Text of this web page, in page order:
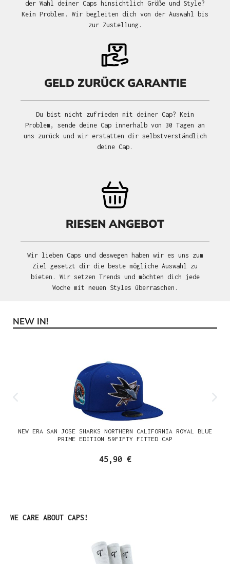
der Wahl deiner Caps hinsichtlich Größe und Style?
Kein Problem. Wir begleiten dich von der Auswahl bis
zur Zustellung.
GELD ZURÜCK GARANTIE
Du bist nicht zufrieden mit deiner Cap? Kein
Problem, sende deine Cap innerhalb von 30 Tagen an
uns zurück und wir erstatten dir selbstverständlich
deine Cap.
RIESEN ANGEBOT
Wir lieben Caps und deswegen haben wir es uns zum
Ziel gesetzt dir die beste mögliche Auswahl zu
bieten. Wir setzen Trends und möchten dich jede
Woche mit neuen Styles überraschen.
Produktgalerie überspringen
NEW IN!
NEW ERA SAN JOSE SHARKS NORTHERN CALIFORNIA ROYAL BLUE
PRIME EDITION 59FIFTY FITTED CAP
45,90 €
Produktgalerie überspringen
WE CARE ABOUT CAPS!